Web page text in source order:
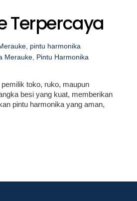
Terpercaya
pintu harmonika
Merauke Pintu Harmonika
toko, ruko, maupun
besi yang kuat, memberikan
pintu harmonika yang aman,